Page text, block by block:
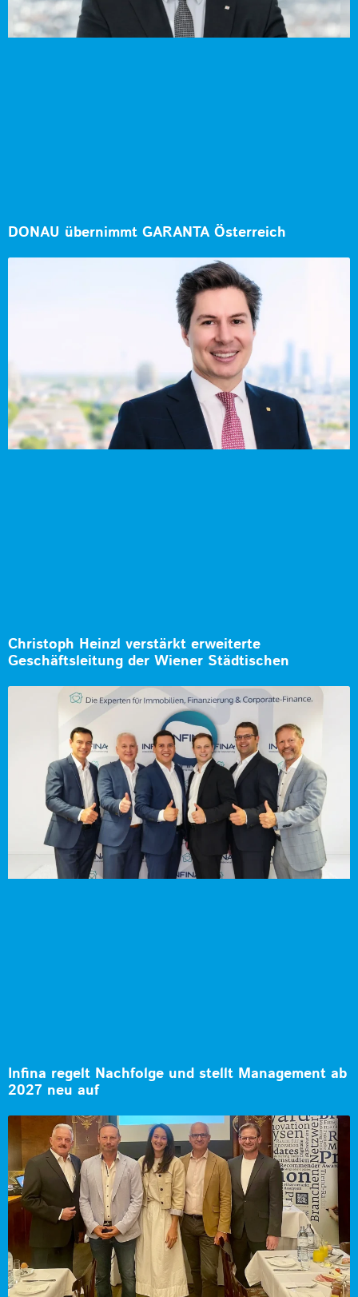
DONAU übernimmt GARANTA Österreich
Christoph Heinzl verstärkt erweiterte
Geschäftsleitung der Wiener Städtischen
Infina regelt Nachfolge und stellt Management ab
2027 neu auf